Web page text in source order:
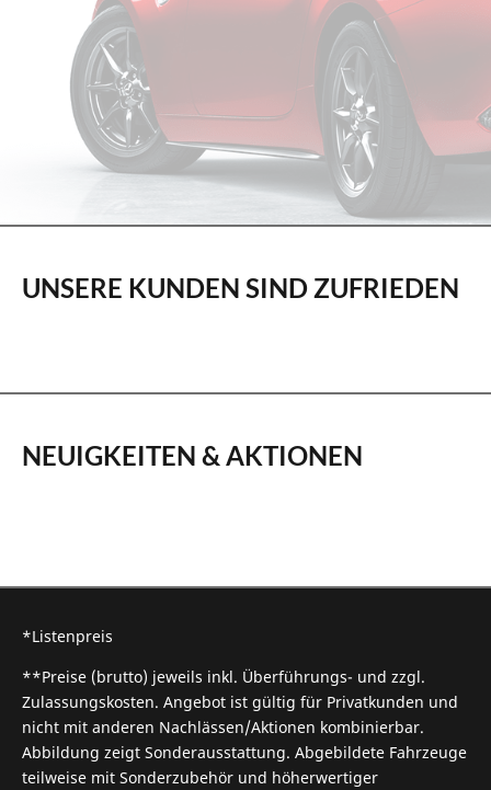
UNSERE KUNDEN SIND ZUFRIEDEN
NEUIGKEITEN & AKTIONEN
*Listenpreis
**Preise (brutto) jeweils inkl. Überführungs- und zzgl.
Zulassungskosten. Angebot ist gültig für Privatkunden und
nicht mit anderen Nachlässen/Aktionen kombinierbar.
Abbildung zeigt Sonderausstattung. Abgebildete Fahrzeuge
teilweise mit Sonderzubehör und höherwertiger